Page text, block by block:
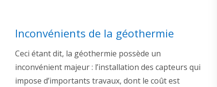
Inconvénients de la géothermie
Ceci étant dit, la géothermie possède un
inconvénient majeur : l’installation des capteurs qui
impose d’importants travaux, dont le coût est